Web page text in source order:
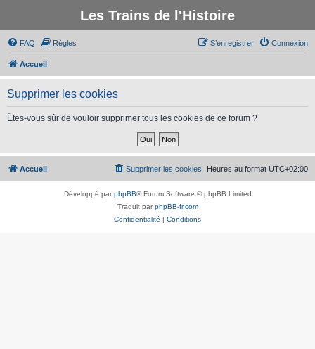
Les Trains de l'Histoire
FAQ Règles Connexion
S’enregistrer
Accueil
Supprimer les cookies
Êtes-vous sûr de vouloir supprimer tous les cookies de ce forum ?
Accueil Heures au format UTC+02:00
Supprimer les cookies
Développé parphpBB® Forum Software © phpBB Limited
Traduit parphpBB-fr.com
Confidentialité | Conditions